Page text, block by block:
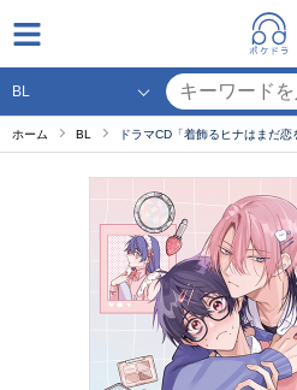
ホーム BL ドラマCD「着飾るヒナはまだ恋を